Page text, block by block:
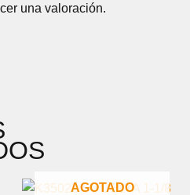
una valoración.
AGOTADO